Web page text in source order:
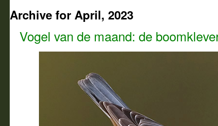
Archive for April, 2023
Vogel van de maand: de